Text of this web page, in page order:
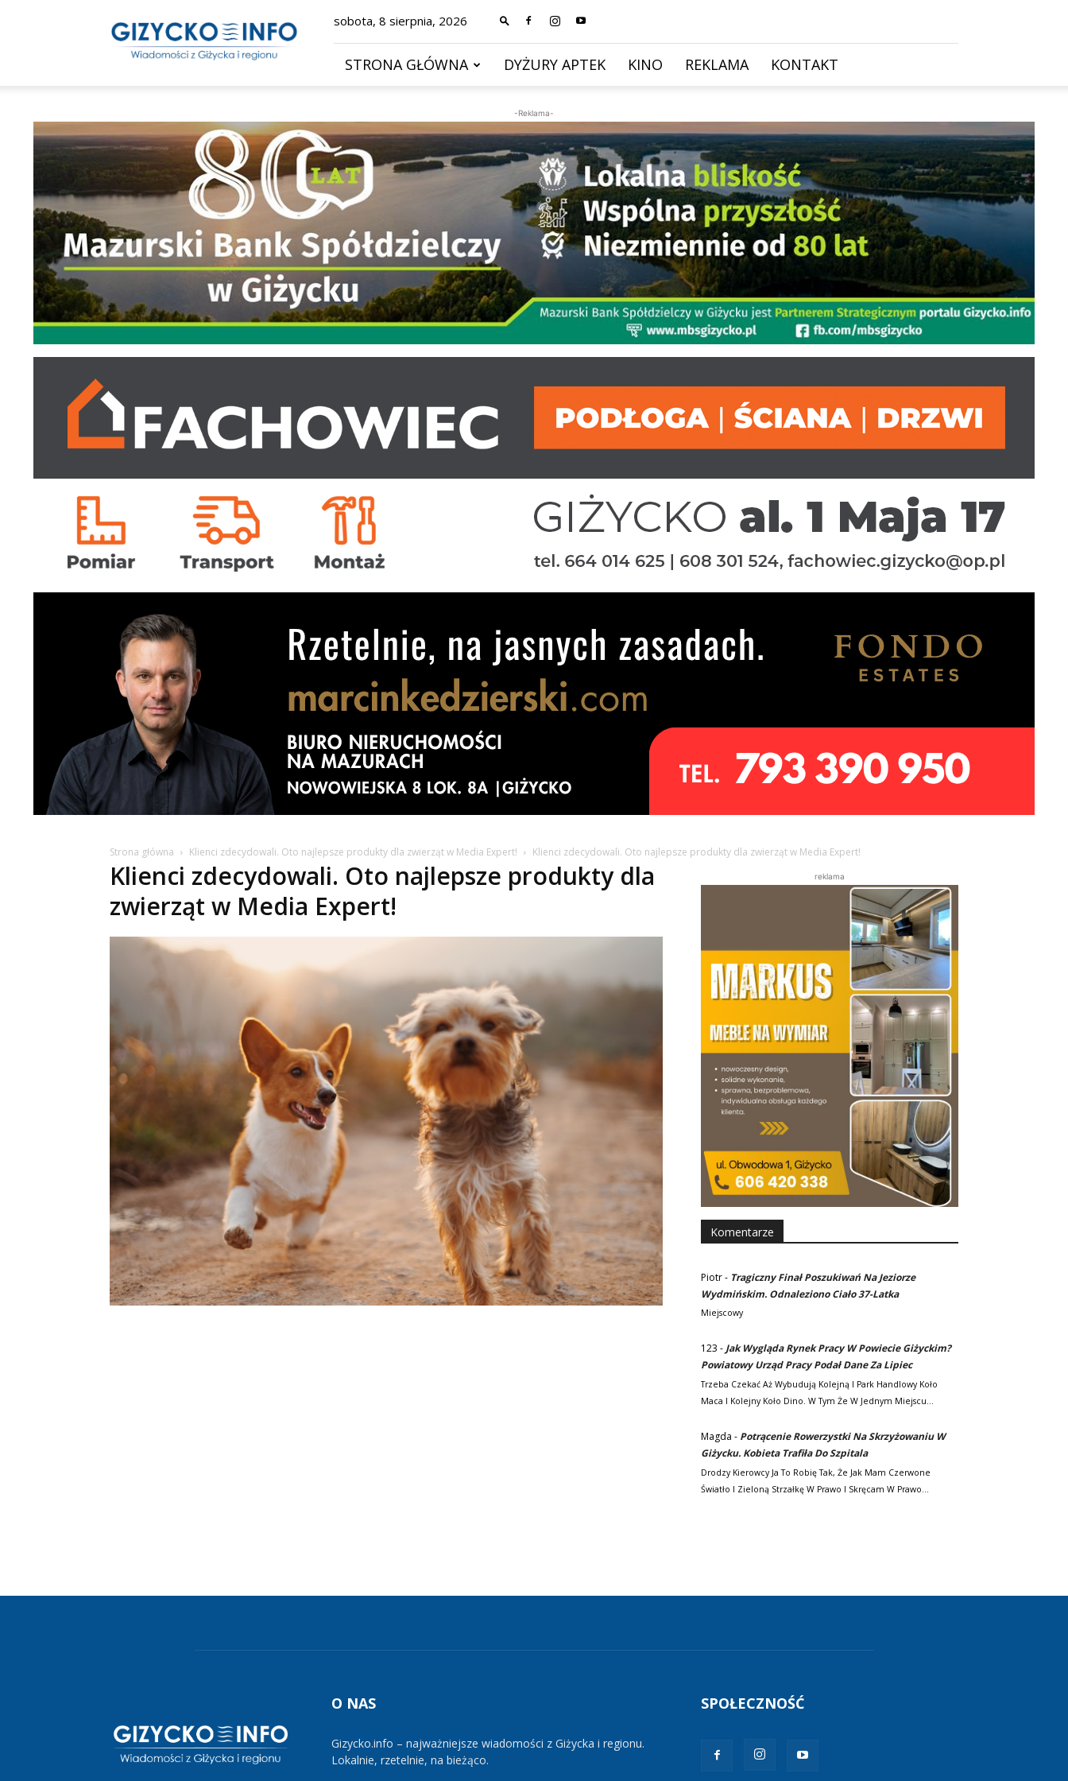
–
wiadomości
sobota, 8 sierpnia, 2026
STRONA GŁÓWNA DYŻURY APTEK KINO REKLAMA KONTAKT
-Reklama-
Strona główna Klienci zdecydowali. Oto najlepsze produkty dla zwierząt w Media Expert! Klienci zdecydowali. Oto najlepsze produkty dla zwierząt w Media Expert!
Klienci zdecydowali. Oto najlepsze produkty dla
zwierząt w Media Expert!
reklama
Komentarze
Piotr- Tragiczny Finał Poszukiwań Na Jeziorze
Wydmińskim. Odnaleziono Ciało 37-Latka
Miejscowy
123 - Jak Wygląda Rynek Pracy W Powiecie Giżyckim?
Powiatowy Urząd Pracy Podał Dane Za Lipiec
Trzeba Czekać Aż Wybudują Kolejną I Park Handlowy Koło
Maca I Kolejny Koło Dino. W Tym Że W Jednym Miejscu…
Magda - Potrącenie Rowerzystki Na Skrzyżowaniu W
Giżycku. Kobieta Trafiła Do Szpitala
Drodzy Kierowcy Ja To Robię Tak, Że Jak Mam Czerwone
Światło I Zieloną Strzałkę W Prawo I Skręcam W Prawo…
O NAS
Gizycko.info – najważniejsze wiadomości z Giżycka i regionu.
Lokalnie, rzetelnie, na bieżąco.
SPOŁECZNOŚĆ